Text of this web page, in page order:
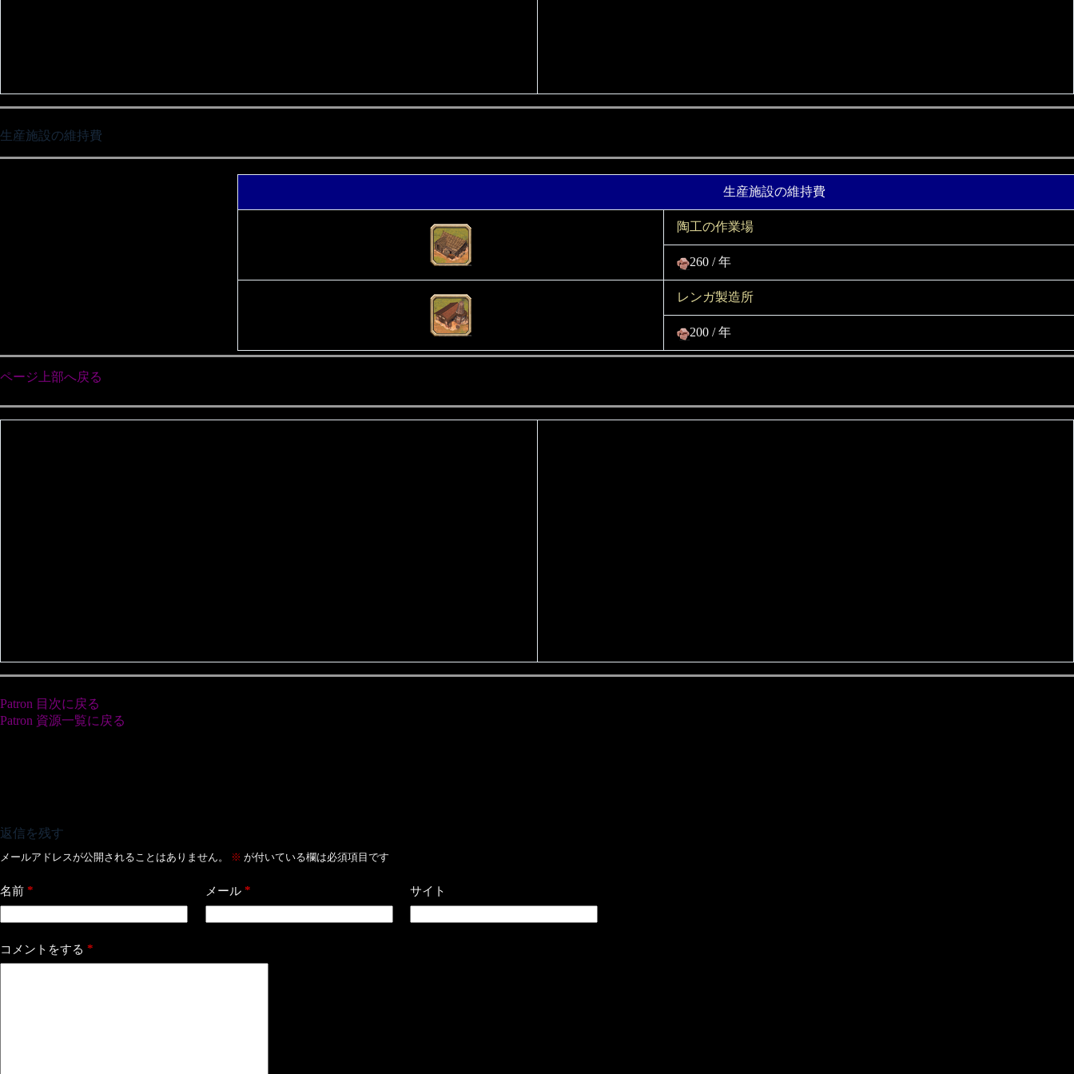
生産施設の維持費
生産施設の維持費
陶工の作業場
260 / 年
レンガ製造所
200 / 年
ページ上部へ戻る
Patron 目次に戻る
Patron 資源一覧に戻る
返信を残す
メールアドレスが公開されることはありません。 ※ が付いている欄は必須項目です
名前 * メール* サイト
コメントをする *